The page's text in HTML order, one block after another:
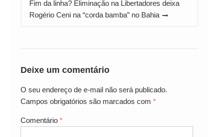
Fim da linha? Eliminação na Libertadores deixa
Rogério Ceni na “corda bamba” no Bahia
Deixe um comentário
O seu endereço de e-mail não será publicado.
Campos obrigatórios são marcados com *
Comentário *